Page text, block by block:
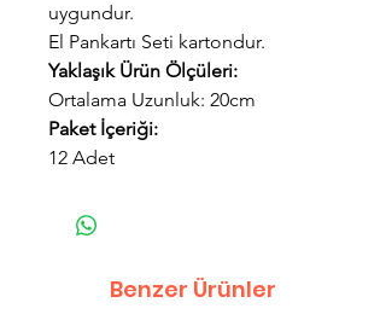
uygundur.
El Pankartı Seti kartondur.
Yaklaşık Ürün Ölçüleri:
Ortalama Uzunluk: 20cm
Paket İçeriği:
12 Adet
Benzer Ürünler